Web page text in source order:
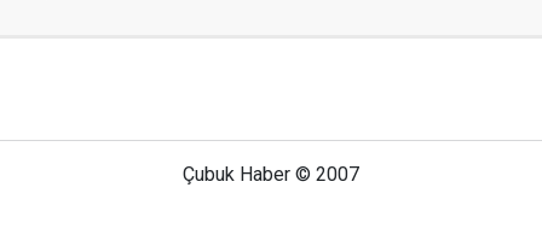
Çubuk Haber © 2007